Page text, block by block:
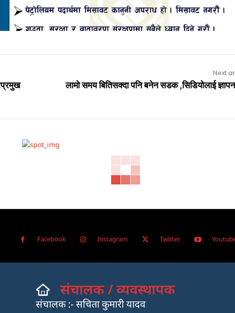
Next
लामो समय बितिसक्दा पनि बनेन सडक ,सिडियोलाई
Facebook Instagram Twitter
संचालक / व्यवस्थापक
संचालक :- सचिता कुमारी यादव